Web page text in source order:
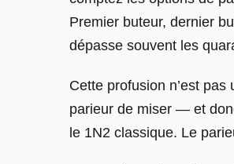
Premier buteur, dernier
dépasse souvent les
Cette profusion n’est
parieur de miser — et
le 1N2 classique. Le